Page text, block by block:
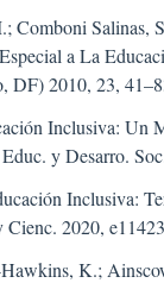
Comboni Salinas,
a La
DF) 2010, 23,
Inclusiva: Un
y Desarro.
Inclusiva:
Cienc. 2020,
K.;